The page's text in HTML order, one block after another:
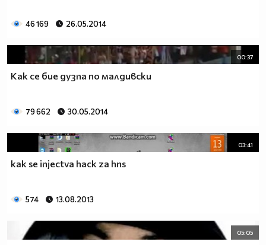
46 169 26.05.2014
00:37
Как се бие дузпа по малдивски
79 662 30.05.2014
03:41
kak se injectva hack za hns
574 13.08.2013
05:05